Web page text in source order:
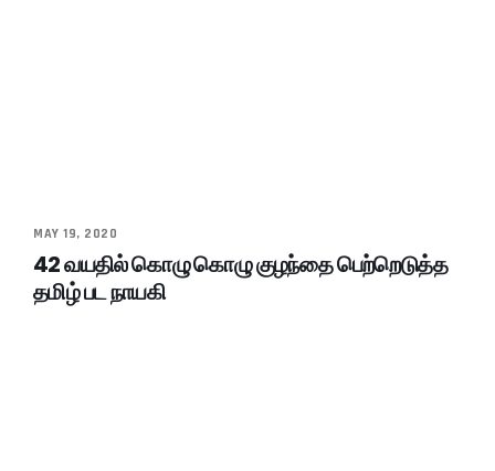
MAY 19, 2020
42 வயதில் கொழு கொழு குழந்தை பெற்றெடுத்த
தமிழ் பட நாயகி